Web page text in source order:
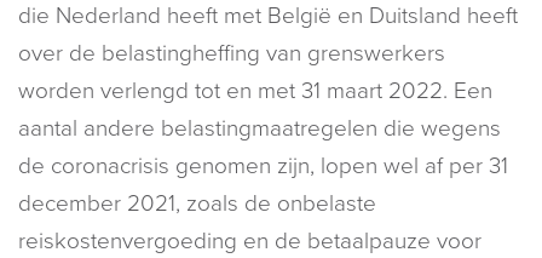
die Nederland heeft met België en Duitsland heeft
over de belastingheffing van grenswerkers
worden verlengd tot en met 31 maart 2022. Een
aantal andere belastingmaatregelen die wegens
de coronacrisis genomen zijn, lopen wel af per 31
december 2021, zoals de onbelaste
reiskostenvergoeding en de betaalpauze voor